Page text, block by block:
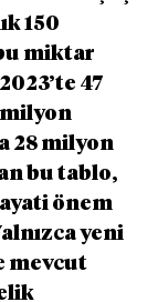
150
miktar
47
28 milyon
bu tablo,
önem
yeni
mevcut